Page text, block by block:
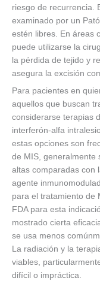
riesgo de recurrencia.
examinado por un
estén libres. En áreas
puede utilizarse la
la pérdida de tejido y
asegura la excisión
Para pacientes en
aquellos que buscan
considerarse terapias
interferón-alfa
estas opciones son
de MIS, generalmente
altas comparadas con
agente
para el tratamiento de
FDA para esta
mostrado cierta
se usa menos
La radiación y la
viables,
difícil o impráctica.